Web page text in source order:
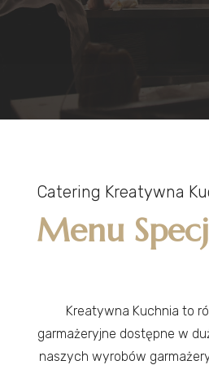
Catering Kreatywna
Menu
Kreatywna Kuchnia to
garmażeryjne dostępne w
naszych wyrobów